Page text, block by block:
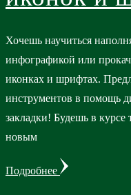
Хочешь научиться
инфографикой или
иконках и шрифтах.
инструментов в помощь
закладки! Будешь в
новым
Подробнее